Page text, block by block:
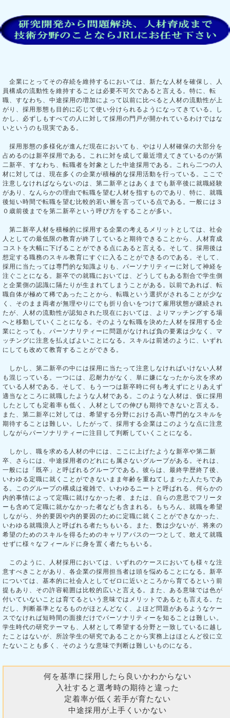
企業にとってその存続を維持するにおいては、新たな人材を確保し、人
員構成の流動性を維持することは必要不可欠であると言える。特に、転
職、すなわち、中途採用の増加によって以前に比べると人材の流動性が上
がり、採用形態も目的に応じて使い分けられるようになってきている。し
かし、必ずしもすべての人に対して採用の門戸が開かれているわけではな
いというのも現実である。
採用形態の多様化が進んだ現在においても、やはり人材確保の大部分を
占めるのは新卒採用である。これに対を成して最近増えてきているのが第
二新卒、すなわち、転職者を対象とした中途採用である。これら二つの人
材に対しては、現在多くの企業が積極的な採用活動を行っている。ここで
注意しなければならないのは、第二新卒とはあくまでも新卒後に就職経験
があり、なんらかの理由で転職を望む人材を指すものであり、特に、就職
後短い時間で転職を望む比較的若い層を言っている点である。一般には３
０歳前後までを第二新卒という呼び方をすることが多い。
第二新卒人材を積極的に採用する企業の考えるメリットとしては、社会
人としての最低限の教育が終了していると期待できることから、人材育成
コストを大幅に下げることができる点にあると言える。そして、採用後は
想定する職務のスキル教育にすぐに入ることができるのである。そして、
採用に当たっては専門的な知識よりも、パーソナリティーに対して神経を
注ぐことになる。新卒での就職においては、どうしてもある割合で学生側
と企業側の認識に隔たりが生まれてしまうことがある。以前であれば、転
職自体が極めて稀であったことから、転職という選択がされることが少な
く、そのまま両者が無理やりにでも折り合いをつけて雇用状態が継続され
たが、人材の流動性が認知された現在においては、よりマッチングする場
へと移動していくことになる。そのような転職を決めた人材を採用する企
業にとっても、パーソナリティーに問題がなければ負の要素は少なく、マ
ッチングに注意を払えばよいことになる。スキルは前述のように、いずれ
にしても改めて教育することができる。
しかし、第二新卒の中には採用に当たって注意しなければいけない人材
も混じっている。一つには、忍耐力がなく、単に嫌になったから次を求め
ている人材である。そして、もう一つは新卒時に何も考えずにとりあえず
適当なところに就職したような人材である。このような人材は、仮に採用
したとしても定着率も低く、人材としての伸びも期待できないと言える。
また、第二新卒に対しては、希望する分野における高い専門的なスキルを
期待することは難しい。したがって、採用する企業はこのような点に注意
しながらパーソナリティーに注目して判断していくことになる。
しかし、職を求める人材の中には、ここに上げたような新卒や第二新
卒、さらには、中途採用者のどれにも属さないグループがある。それは、
一般には「既卒」と呼ばれるグループである。彼らは、最終学歴終了後、
いわゆる定職に就くことができないまま年齢を重ねてしまった人たちであ
る。このグループの構成は複雑で、いわゆるニートと呼ばれる、何らかの
内的事情によって定職に就けなかった者、または、自らの意思でフリータ
ーも含めて定職に就かなかった者なども含まれる。もちろん、就職を希望
しながら、外的要因や内的要因のために定職に就くことができなかった、
いわゆる就職浪人と呼ばれる者たちもいる。また、数は少ないが、将来の
希望のためのスキルを得るためのキャリアパスの一つとして、敢えて就職
せずに様々なフィールドに身を置く者たちもいる。
このように、人材採用においては、いずれのケースにおいても様々な注
意すべきことがあり、各企業の採用担当者は頭を悩めることになる。新卒
については、基本的に社会人としてゼロに近いところから育てるという前
提もあり、その許容範囲は比較的広いと言える。また、ある意味では色が
付いていないことは育てるという意味ではメリットであるとも言える。た
だし、判断基準となるものがほとんどなく、よほど問題があるようなケー
スでなければ短時間の面接だけでパーソナリティーを知ることは難しい。
学生時代の研究テーマも、人材として希望する分野と一致しているに越し
たことはないが、所詮学生の研究であることから実務上はほとんど役に立
たないことも多く、そのような意味で判断は難しいものになる。
何を基準に採用したら良いかわからない
入社すると選考時の期待と違った
定着率が低く若手が育たない
中途採用が上手くいかない